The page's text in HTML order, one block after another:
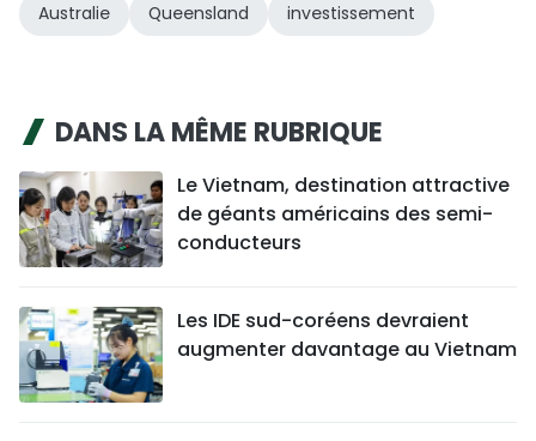
Australie Queensland investissement
DANS LA MÊME RUBRIQUE
Le Vietnam, destination attractive
de géants américains des semi-
conducteurs
Les IDE sud-coréens devraient
augmenter davantage au Vietnam